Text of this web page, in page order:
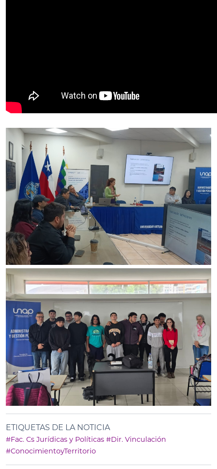
ETIQUETAS DE LA NOTICIA
#Fac. Cs Jurídicas y Políticas #Dir. Vinculación
#ConocimientoyTerritorio